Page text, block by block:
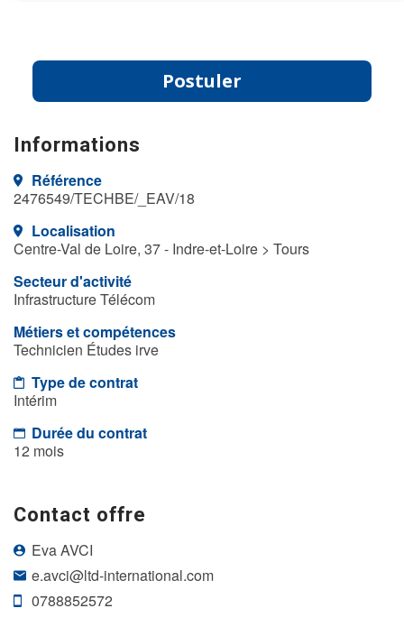
Postuler
Informations
Référence
2476549/TECHBE/_EAV/18
Localisation
Centre-Val de Loire, 37 - Indre-et-Loire > Tours
Secteur d'activité
Infrastructure Télécom
Métiers et compétences
Technicien Études irve
Type de contrat
Intérim
Durée du contrat
12 mois
Contact offre
Eva AVCI
e.avci@ltd-international.com
0788852572